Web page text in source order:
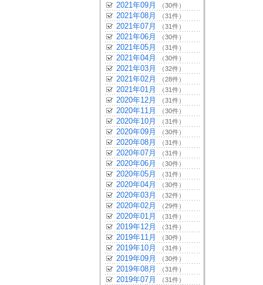
2021年09月 （30件）
2021年08月 （31件）
2021年07月 （31件）
2021年06月 （30件）
2021年05月 （31件）
2021年04月 （30件）
2021年03月 （32件）
2021年02月 （28件）
2021年01月 （31件）
2020年12月 （31件）
2020年11月 （30件）
2020年10月 （31件）
2020年09月 （30件）
2020年08月 （31件）
2020年07月 （31件）
2020年06月 （30件）
2020年05月 （31件）
2020年04月 （30件）
2020年03月 （32件）
2020年02月 （29件）
2020年01月 （31件）
2019年12月 （31件）
2019年11月 （30件）
2019年10月 （31件）
2019年09月 （30件）
2019年08月 （31件）
2019年07月 （31件）